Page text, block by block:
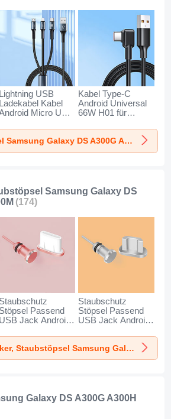
Lightning USB
Ladekabel Kabel
Micro USB
Samsung
DS A300G
A300M
Kabel Type-C
Android Universal
66W H01 für
DS A300G A300H
A300M Schwarz
Mehr Datenkabel Samsung Galaxy DS A300G A300H A300M
Samsung Galaxy DS
(174)
Staubschutz
Stöpsel Passend
USB Jack Android
Samsung
DS A300G
A300M
Staubschutz
Stöpsel Passend
USB Jack Android
Samsung Galaxy
DS A300G A300H
A300M Silber
Mehr Staubstecker, Staubstöpsel Samsung Galaxy DS A300G A300H A300M
Galaxy DS A300G A300H